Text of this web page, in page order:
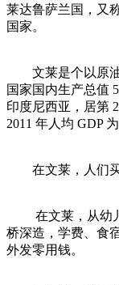
莱达鲁萨兰国，又
国家。
文莱是个以原油
国家国内生产总值
印度尼西亚，居第
2011 年人均 GDP
在文莱，人们买
在文莱，从幼儿
桥深造，学费、食
外发零用钱。